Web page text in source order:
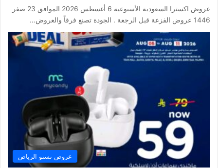
عروض اكسترا السعودية الأسبوعية 6 أغسطس 2026 الموافق 23 صفر
1446 عروض الفزعة قبل الرجعة . الجودة تصنع فرقاً والعروض…
عروض نستو الرياض